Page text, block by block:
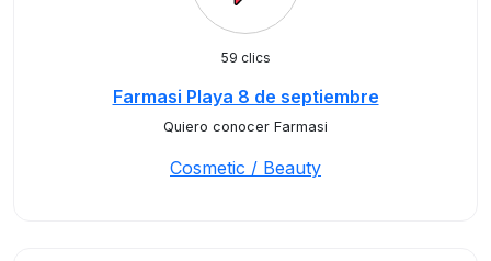
59 clics
Farmasi Playa 8 de septiembre
Quiero conocer Farmasi
Cosmetic / Beauty